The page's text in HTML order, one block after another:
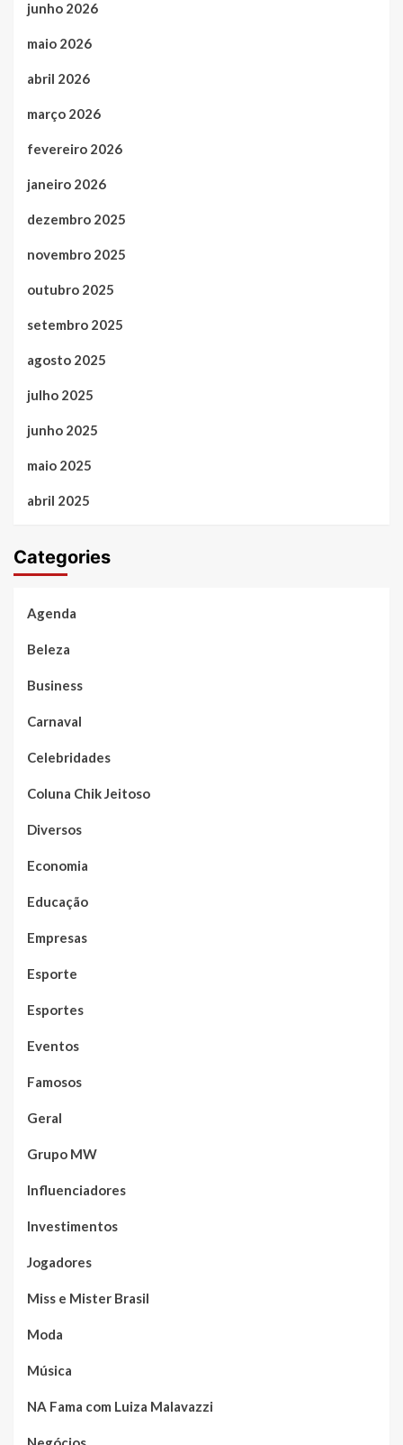
junho 2026
maio 2026
abril 2026
março 2026
fevereiro 2026
janeiro 2026
dezembro 2025
novembro 2025
outubro 2025
setembro 2025
agosto 2025
julho 2025
junho 2025
maio 2025
abril 2025
Categories
Agenda
Beleza
Business
Carnaval
Celebridades
Coluna Chik Jeitoso
Diversos
Economia
Educação
Empresas
Esporte
Esportes
Eventos
Famosos
Geral
Grupo MW
Influenciadores
Investimentos
Jogadores
Miss e Mister Brasil
Moda
Música
NA Fama com Luiza Malavazzi